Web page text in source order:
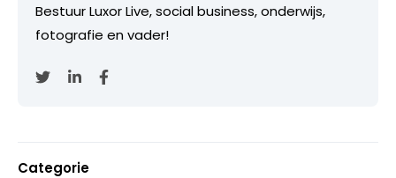
Bestuur Luxor Live, social business, onderwijs,
fotografie en vader!
Categorie